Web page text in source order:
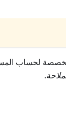
لحساب
.